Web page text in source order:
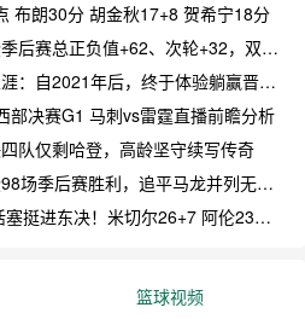
布朗30分 胡金秋17+8 贺希宁18分
正负值+62、次轮+32，双数据领跑骑士全队
自2021年后，终于体验躺赢晋级滋味
部决赛G1 马刺vs雷霆直播前瞻分析
队仅剩哈登，高龄坚守续写传奇
赛胜利，追平马龙并列无冠球员历史第一
米切尔26+7 阿伦23分 梅里尔23分 詹金斯17分
篮球视频